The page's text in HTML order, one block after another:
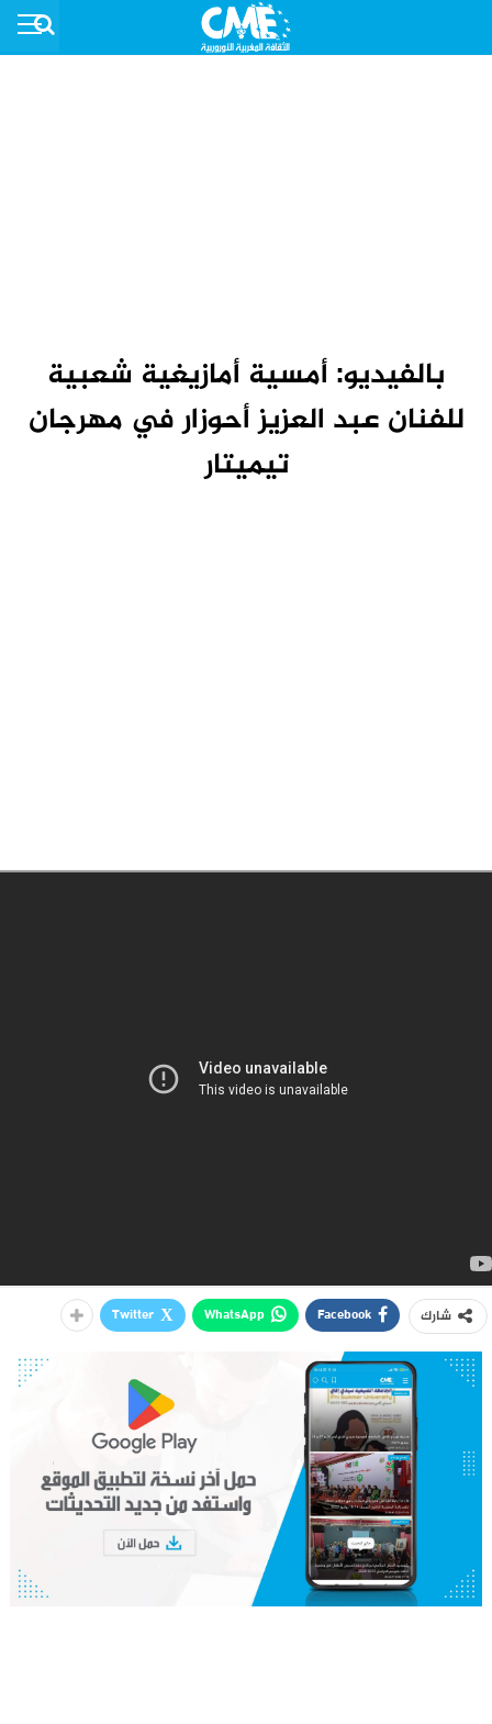
بالفيديو: أمسية أمازيغية شعبية
للفنان عبد العزيز أحوزار في مهرجان
تيميتار
شارك Facebook
WhatsApp
Twitter